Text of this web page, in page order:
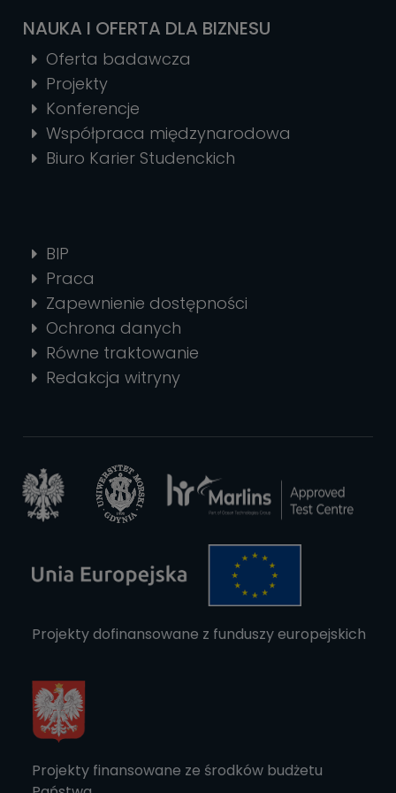
NAUKA I OFERTA DLA BIZNESU
Oferta badawcza
Projekty
Konferencje
Współpraca międzynarodowa
Biuro Karier Studenckich
BIP
Praca
Zapewnienie dostępności
Ochrona danych
Równe traktowanie
Redakcja witryny
Projekty dofinansowane z funduszy europejskich
Projekty finansowane ze środków budżetu